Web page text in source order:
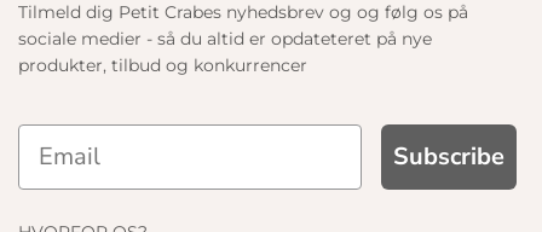
Tilmeld dig Petit Crabes nyhedsbrev og og følg os på
sociale medier - så du altid er opdateteret på nye
produkter, tilbud og konkurrencer
Subscribe